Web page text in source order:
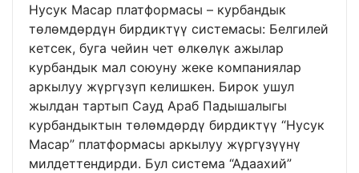
Нусук Масар платформасы – курбандык
төлөмдөрдүн бирдиктүү системасы: Белгилей
кетсек, буга чейин чет өлкөлүк ажылар
курбандык мал союуну жеке компаниялар
аркылуу жүргүзүп келишкен. Бирок ушул
жылдан тартып Сауд Араб Падышалыгы
курбандыктын төлөмдөрдү бирдиктүү “Нусук
Масар” платформасы аркылуу жүргүзүүнү
милдеттендирди. Бул система “Адаахий”